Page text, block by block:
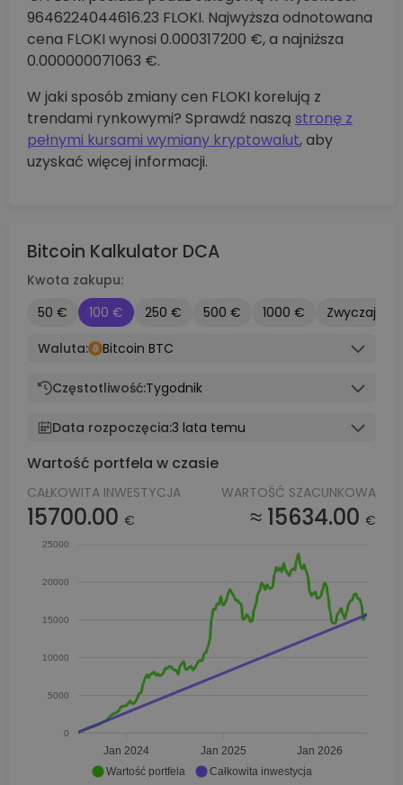
9646224044616.23 FLOKI. Najwyższa odnotowana
cena FLOKI wynosi 0.000317200 €, a najniższa
0.000000071063 €.
W jaki sposób zmiany cen FLOKI korelują z
trendami rynkowymi? Sprawdź naszą stronę z
pełnymi kursami wymiany kryptowalut, aby
uzyskać więcej informacji.
Bitcoin Kalkulator DCA
Kwota zakupu:
50 €
100 € 250 € 500 € 1000 €
Zwyczaj
Waluta:
Bitcoin BTC
Częstotliwość:Tygodnik
Data rozpoczęcia:3 lata temu
Wartość portfela w czasie
CAŁKOWITA INWESTYCJA
15700.00 €
WARTOŚĆ SZACUNKOWA
≈ 15634.00 €
25000
20000
15000
10000
5000
0
Jan 2024 Jan 2025 Jan 2026
Wartość portfela Całkowita inwestycja